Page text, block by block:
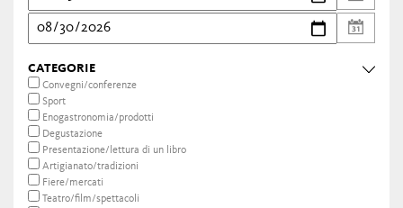
CATEGORIE
Convegni/conferenze
Sport
Enogastronomia/prodotti
Degustazione
Presentazione/lettura di un libro
Artigianato/tradizioni
Fiere/mercati
Teatro/film/spettacoli